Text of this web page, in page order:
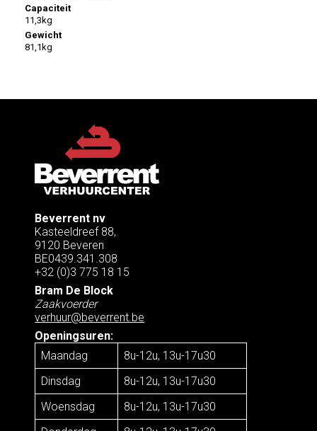
Capaciteit
11,3kg
Gewicht
81,1kg
Beverrent nv
Kasteeldreef 88,
9120 Beveren
BE0439.341.308
+32 (0)3 775 18 15
Bram De Block
Zaakvoerder
verhuur@beverrent.be
Openingsuren:
Maandag
8u-12u, 13u-17u30
Dinsdag
8u-12u, 13u-17u30
Woensdag
8u-12u, 13u-17u30